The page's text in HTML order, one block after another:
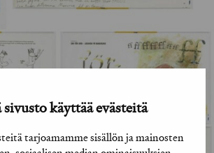
sivusto käyttää evästeitä
tarjoamamme sisällön ja mainosten